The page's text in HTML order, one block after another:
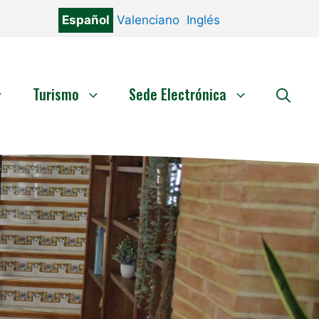
Español Valenciano Inglés
Turismo Sede Electrónica